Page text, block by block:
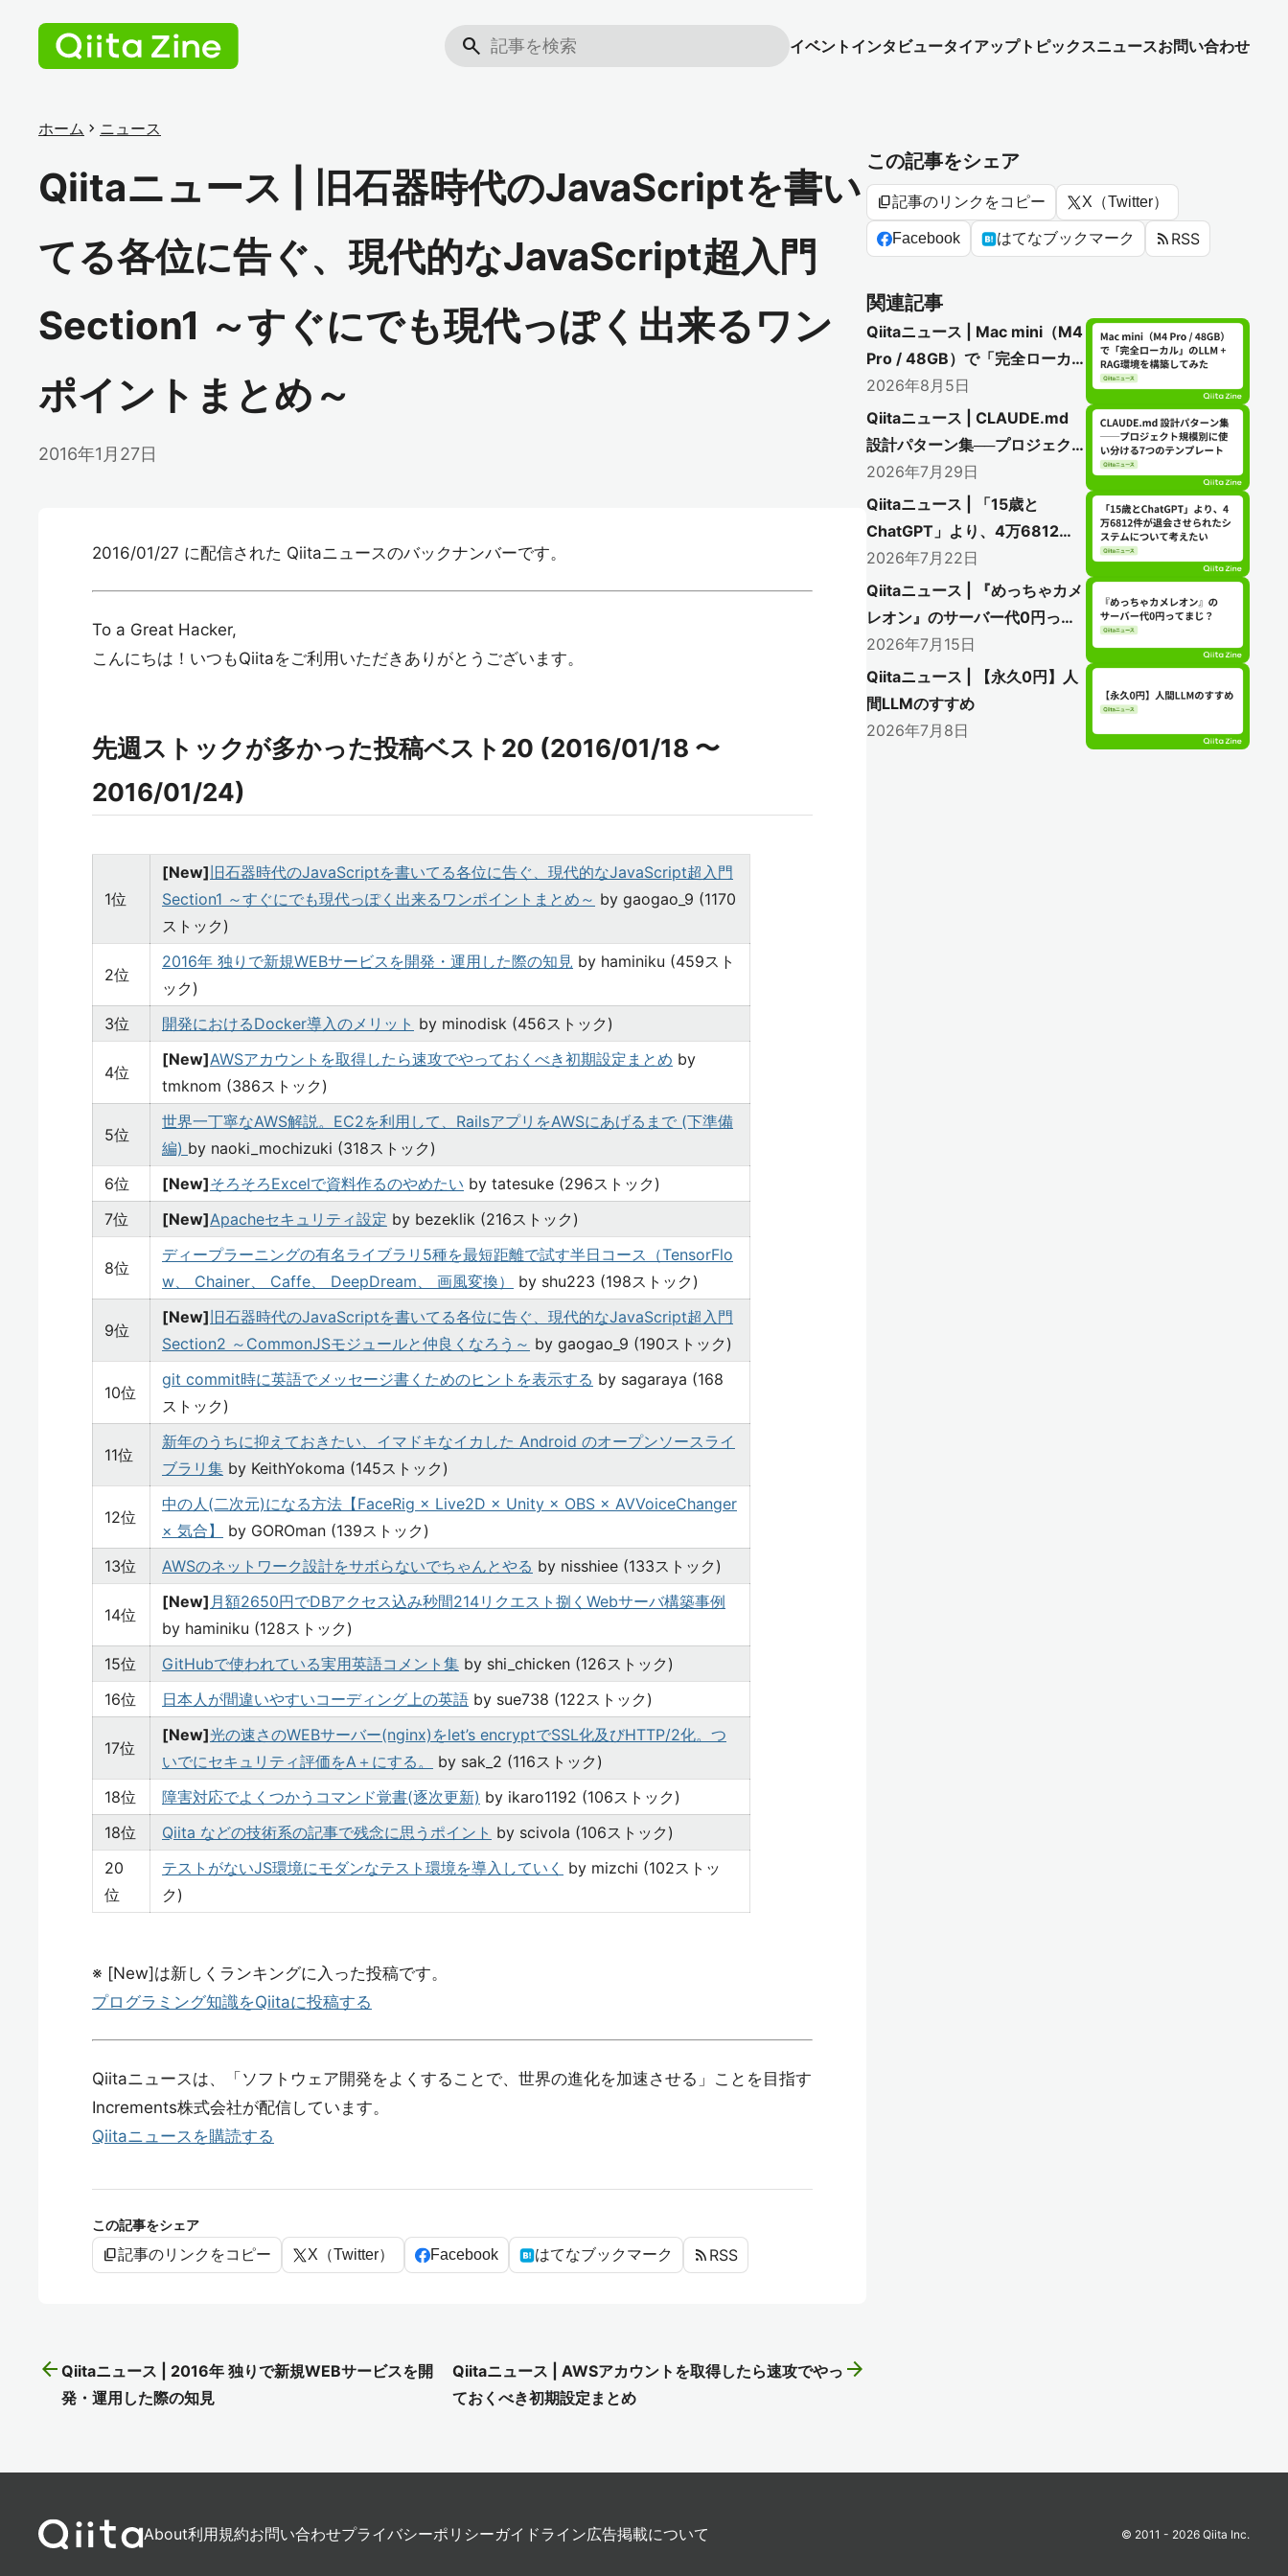
search イベント インタビュータイアップトピックスニュースお問い合わせ
ホーム chevron_right ニュース
Qiitaニュース | 旧石器時代のJavaScriptを書い
てる各位に告ぐ、現代的なJavaScript超入門
Section1 ～すぐにでも現代っぽく出来るワン
ポイントまとめ～
2016年1月27日
2016/01/27 に配信された Qiitaニュースのバックナンバーです。
To a Great Hacker,
こんにちは！いつもQiitaをご利用いただきありがとうございます。
先週ストックが多かった投稿ベスト20 (2016/01/18 〜
2016/01/24)
1位
[New] 旧石器時代のJavaScriptを書いてる各位に告ぐ、現代的なJavaScript超入門
Section1 ～すぐにでも現代っぽく出来るワンポイントまとめ～ by gaogao_9 (1170
ストック)
2位
2016年 独りで新規WEBサービスを開発・運用した際の知見 by haminiku (459スト
ック)
3位
開発におけるDocker導入のメリット by minodisk (456ストック)
4位
[New]AWSアカウントを取得したら速攻でやっておくべき初期設定まとめ by
tmknom (386ストック)
5位
世界一丁寧なAWS解説。EC2を利用して、RailsアプリをAWSにあげるまで (下準備
編) by naoki_mochizuki (318ストック)
6位
[New]そろそろExcelで資料作るのやめたい by tatesuke (296ストック)
7位
[New]Apacheセキュリティ設定 by bezeklik (216ストック)
8位
ディープラーニングの有名ライブラリ5種を最短距離で試す半日コース（TensorFlo
w、 Chainer、 Caffe、 DeepDream、 画風変換）
by shu223 (198ストック)
9位
[New] 旧石器時代のJavaScriptを書いてる各位に告ぐ、現代的なJavaScript超入門
Section2 ～CommonJSモジュールと仲良くなろう～ by gaogao_9 (190ストック)
10位
git commit時に英語でメッセージ書くためのヒントを表示する by sagaraya (168
ストック)
11位
新年のうちに抑えておきたい、イマドキなイカした Android のオープンソースライ
ブラリ集 by KeithYokoma (145ストック)
12位
中の人(二次元)になる方法【FaceRig × Live2D × Unity × OBS × AVVoiceChanger
× 気合】
by GOROman (139ストック)
13位
AWSのネットワーク設計をサボらないでちゃんとやる by nisshiee (133ストック)
14位
[New] 月額2650円でDBアクセス込み秒間214リクエスト捌くWebサーバ構築事例
by haminiku (128ストック)
15位
GitHubで使われている実用英語コメント集 by shi_chicken (126ストック)
16位
日本人が間違いやすいコーディング上の英語 by sue738 (122ストック)
17位
[New]光の速さのWEBサーバー(nginx)をlet’s encryptでSSL化及びHTTP/2化。つ
いでにセキュリティ評価をA＋にする。
by sak_2 (116ストック)
18位
障害対応でよくつかうコマンド覚書(逐次更新) by ikaro1192 (106ストック)
18位
Qiita などの技術系の記事で残念に思うポイント by scivola (106ストック)
20
位
テストがないJS環境にモダンなテスト環境を導入していく by mizchi (102ストッ
ク)
※ [New]は新しくランキングに入った投稿です。
プログラミング知識をQiitaに投稿する
Qiitaニュースは、「ソフトウェア開発をよくすることで、世界の進化を加速させる」ことを目指す
Increments株式会社が配信しています。
Qiitaニュースを購読する
この記事をシェア
content_copy記事のリンクをコピー X（Twitter） Facebook はてなブックマーク rss_feed RSS
arrow_back Qiitaニュース | 2016年 独りで新規WEBサービスを開
発・運用した際の知見
arrow_forward
Qiitaニュース | AWSアカウントを取得したら速攻でやっ
ておくべき初期設定まとめ
この記事をシェア
content_copy記事のリンクをコピー X（Twitter）
Facebook はてなブックマーク rss_feed RSS
関連記事
Qiitaニュース | Mac mini（M4
Pro / 48GB）で「完全ローカ
ル」のLLM + RAG環境を構築
してみた
2026年8月5日
Qiitaニュース | CLAUDE.md
設計パターン集──プロジェク
ト規模別に使い分ける7つのテ
ンプレート
2026年7月29日
Qiitaニュース | 「15歳と
ChatGPT」より、4万6812件
が退会させられたシステムにつ
いて考えたい
2026年7月22日
Qiitaニュース | 『めっちゃカメ
レオン』のサーバー代0円って
まじ？
2026年7月15日
Qiitaニュース | 【永久0円】人
間LLMのすすめ
2026年7月8日
About利用規約お問い合わせプライバシーポリシーガイドライン広告掲載について © 2011 - 2026 Qiita Inc.